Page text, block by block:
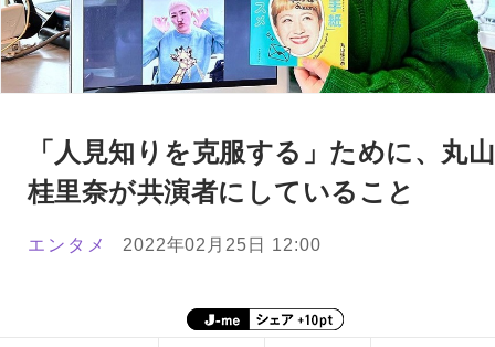
「人見知りを克服する」ために、丸山
桂里奈が共演者にしていること
エンタメ 2022年02月25日 12:00